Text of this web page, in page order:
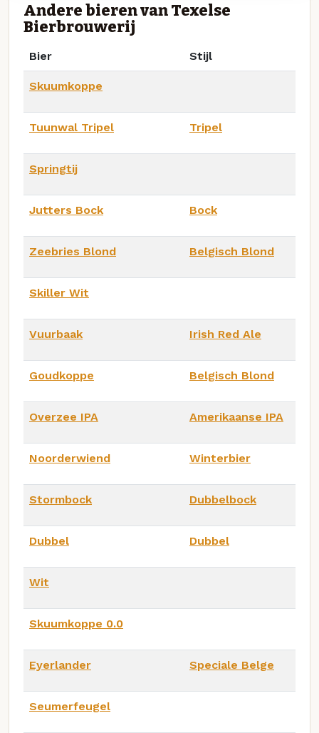
Andere bieren van Texelse
Bierbrouwerij
Bier Stijl
Skuumkoppe
Tuunwal Tripel Tripel
Springtij
Jutters Bock Bock
Zeebries Blond Belgisch Blond
Skiller Wit
Vuurbaak Irish Red Ale
Goudkoppe Belgisch Blond
Overzee IPA Amerikaanse IPA
Noorderwiend Winterbier
Stormbock Dubbelbock
Dubbel Dubbel
Wit
Skuumkoppe 0.0
Eyerlander Speciale Belge
Seumerfeugel